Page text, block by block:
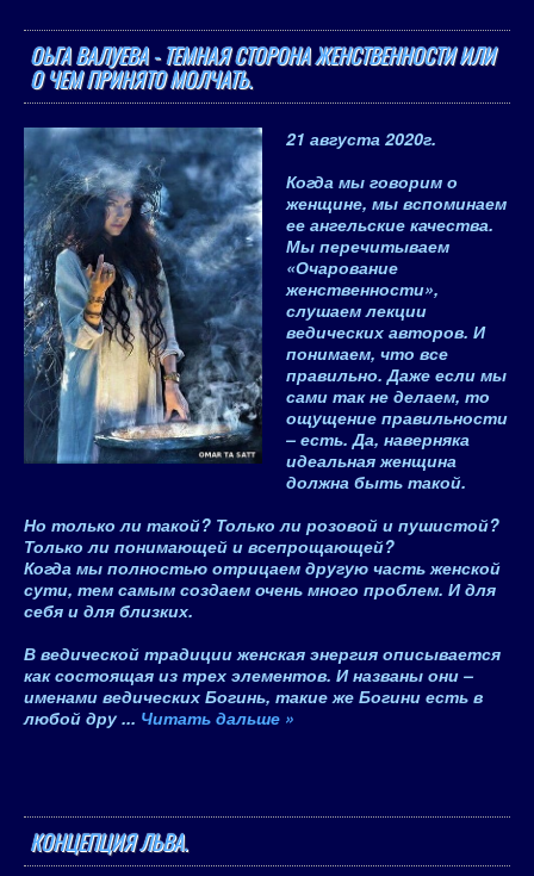
ОЬГА ВАЛУЕВА - ТЕМНАЯ СТОРОНА ЖЕНСТВЕННОСТИ ИЛИ
О ЧЕМ ПРИНЯТО МОЛЧАТЬ.
21 августа 2020г.
Когда мы говорим о
женщине, мы вспоминаем
ее ангельские качества.
Мы перечитываем
«Очарование
женственности»,
слушаем лекции
ведических авторов. И
понимаем, что все
правильно. Даже если мы
сами так не делаем, то
ощущение правильности
– есть. Да, наверняка
идеальная женщина
должна быть такой.
Но только ли такой? Только ли розовой и пушистой?
Только ли понимающей и всепрощающей?
Когда мы полностью отрицаем другую часть женской
сути, тем самым создаем очень много проблем. И для
себя и для близких.
В ведической традицииженская энергия описывается
как состоящая из трех элементов. И названы они –
именами ведических Богинь, такие же Богини есть в
любой дру ... Читать дальше »
КОНЦЕПЦИЯ ЛЬВА.